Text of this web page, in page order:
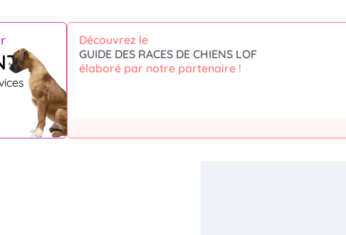
Découvrez le
GUIDE DES RACES DE CHIENS LOF
élaboré par notre partenaire !